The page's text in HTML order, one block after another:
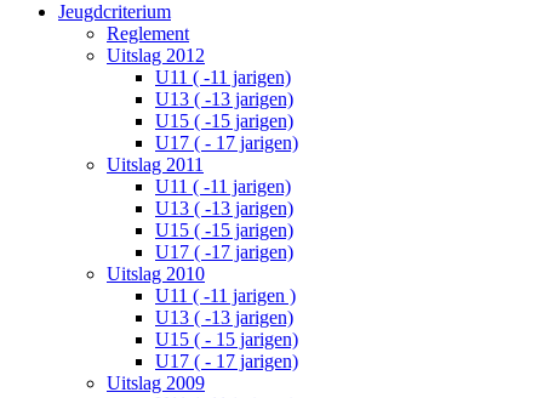
Jeugdcriterium
Reglement
Uitslag 2012
U11 ( -11 jarigen)
U13 ( -13 jarigen)
U15 ( -15 jarigen)
U17 ( - 17 jarigen)
Uitslag 2011
U11 ( -11 jarigen)
U13 ( -13 jarigen)
U15 ( -15 jarigen)
U17 ( -17 jarigen)
Uitslag 2010
U11 ( -11 jarigen )
U13 ( -13 jarigen)
U15 ( - 15 jarigen)
U17 ( - 17 jarigen)
Uitslag 2009